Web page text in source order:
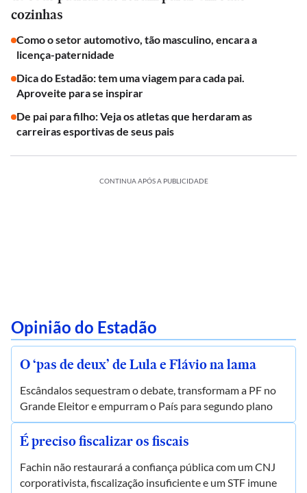
cozinhas
Como o setor automotivo, tão masculino, encara a
licença-paternidade
Dica do Estadão: tem uma viagem para cada pai.
Aproveite para se inspirar
De pai para filho: Veja os atletas que herdaram as
carreiras esportivas de seus pais
CONTINUA APÓS A PUBLICIDADE
Opinião do Estadão
O ‘pas de deux’ de Lula e Flávio na lama
Escândalos sequestram o debate, transformam a PF no
Grande Eleitor e empurram o País para segundo plano
É preciso fiscalizar os fiscais
Fachin não restaurará a confiança pública com um CNJ
corporativista, fiscalização insuficiente e um STF imune